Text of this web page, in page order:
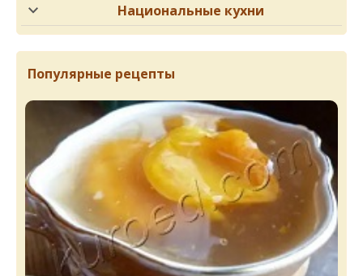
Национальные кухни
Популярные рецепты